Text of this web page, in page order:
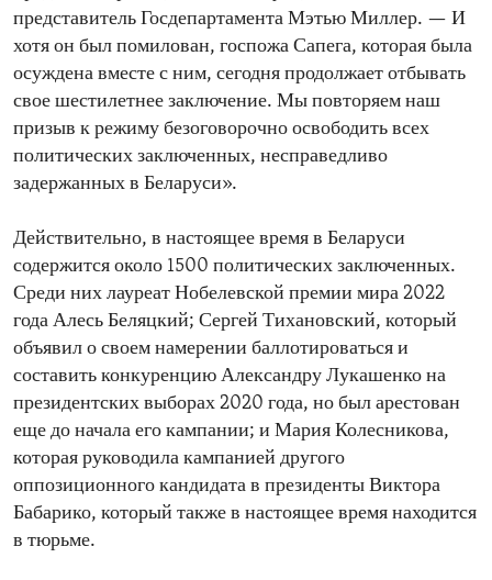
представитель Госдепартамента Мэтью Миллер. — И
хотя он был помилован, госпожа Сапега, которая была
осуждена вместе с ним, сегодня продолжает отбывать
свое шестилетнее заключение. Мы повторяем наш
призыв к режиму безоговорочно освободить всех
политических заключенных, несправедливо
задержанных в Беларуси».
Действительно, в настоящее время в Беларуси
содержится около 1500 политических заключенных.
Среди них лауреат Нобелевской премии мира 2022
года Алесь Беляцкий; Сергей Тихановский, который
объявил о своем намерении баллотироваться и
составить конкуренцию Александру Лукашенко на
президентских выборах 2020 года, но был арестован
еще до начала его кампании; и Мария Колесникова,
которая руководила кампанией другого
оппозиционного кандидата в президенты Виктора
Бабарико, который также в настоящее время находится
в тюрьме.